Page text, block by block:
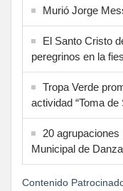
Murió Jorge
El Santo Cristo
peregrinos en la
Tropa Verde
actividad “Toma
20
Municipal de
Contenido